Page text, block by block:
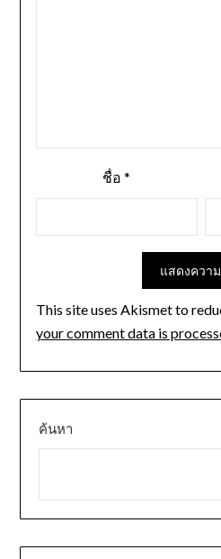
ชื่อ*
This site uses Akismet to
your comment data is
ค้นหา